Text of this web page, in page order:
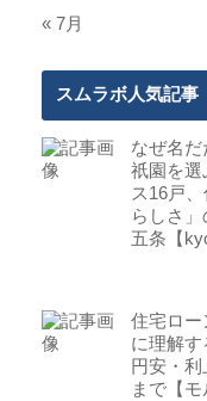
« 7月
スムラボ人気記事
なぜ名だ
祇園を選
ス16戸
らしさ
五条【
住宅ロー
に理解す
円安・
まで【モ